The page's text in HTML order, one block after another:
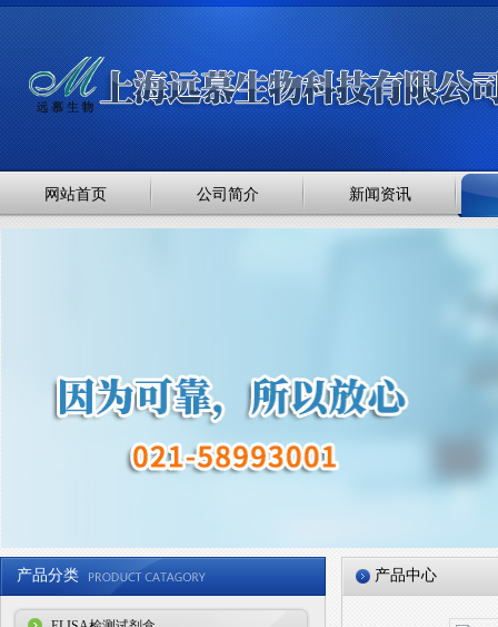
网站首页 公司简介 新闻资讯
产品分类 产品中心